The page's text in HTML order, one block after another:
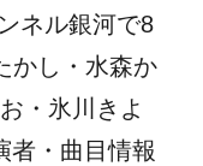
ネル銀河で8
かし・水森か
・氷川きよ
・曲目情報